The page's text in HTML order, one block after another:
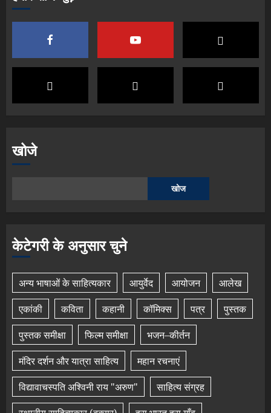
खोजे
खोज
केटेगरी के अनुसार चुने
अन्य भाषाओं के साहित्यकार आयुर्वेद आयोजन
आलेख
एकांकी
कविता कहानी कॉमिक्स पत्र
पुस्तक
पुस्तक समीक्षा
फिल्म समीक्षा
भजन–कीर्तन
मंदिर दर्शन और यात्रा साहित्य
महान रचनाएं
विद्यावाचस्पति अश्विनी राय "अरुण"
साहित्य संग्रह